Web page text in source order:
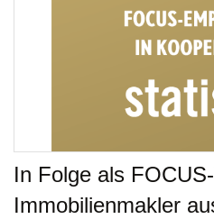
In Folge als
Immobilienmakler